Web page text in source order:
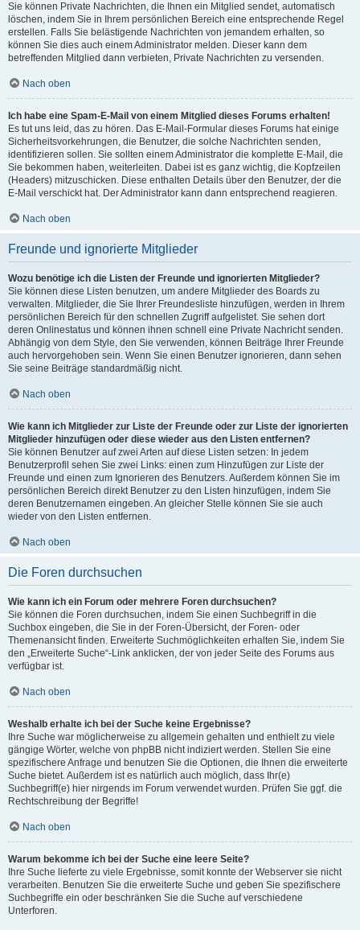
Sie können Private Nachrichten, die Ihnen ein Mitglied sendet, automatisch
löschen, indem Sie in Ihrem persönlichen Bereich eine entsprechende Regel
erstellen. Falls Sie belästigende Nachrichten von jemandem erhalten, so
können Sie dies auch einem Administrator melden. Dieser kann dem
betreffenden Mitglied dann verbieten, Private Nachrichten zu versenden.
Nach oben
Ich habe eine Spam-E-Mail von einem Mitglied dieses Forums erhalten!
Es tut uns leid, das zu hören. Das E-Mail-Formular dieses Forums hat einige
Sicherheitsvorkehrungen, die Benutzer, die solche Nachrichten senden,
identifizieren sollen. Sie sollten einem Administrator die komplette E-Mail, die
Sie bekommen haben, weiterleiten. Dabei ist es ganz wichtig, die Kopfzeilen
(Headers) mitzuschicken. Diese enthalten Details über den Benutzer, der die
E-Mail verschickt hat. Der Administrator kann dann entsprechend reagieren.
Nach oben
Freunde und ignorierte Mitglieder
Wozu benötige ich die Listen der Freunde und ignorierten Mitglieder?
Sie können diese Listen benutzen, um andere Mitglieder des Boards zu
verwalten. Mitglieder, die Sie Ihrer Freundesliste hinzufügen, werden in Ihrem
persönlichen Bereich für den schnellen Zugriff aufgelistet. Sie sehen dort
deren Onlinestatus und können ihnen schnell eine Private Nachricht senden.
Abhängig von dem Style, den Sie verwenden, können Beiträge Ihrer Freunde
auch hervorgehoben sein. Wenn Sie einen Benutzer ignorieren, dann sehen
Sie seine Beiträge standardmäßig nicht.
Nach oben
Wie kann ich Mitglieder zur Liste der Freunde oder zur Liste der ignorierten
Mitglieder hinzufügen oder diese wieder aus den Listen entfernen?
Sie können Benutzer auf zwei Arten auf diese Listen setzen: In jedem
Benutzerprofil sehen Sie zwei Links: einen zum Hinzufügen zur Liste der
Freunde und einen zum Ignorieren des Benutzers. Außerdem können Sie im
persönlichen Bereich direkt Benutzer zu den Listen hinzufügen, indem Sie
deren Benutzernamen eingeben. An gleicher Stelle können Sie sie auch
wieder von den Listen entfernen.
Nach oben
Die Foren durchsuchen
Wie kann ich ein Forum oder mehrere Foren durchsuchen?
Sie können die Foren durchsuchen, indem Sie einen Suchbegriff in die
Suchbox eingeben, die Sie in der Foren-Übersicht, der Foren- oder
Themenansicht finden. Erweiterte Suchmöglichkeiten erhalten Sie, indem Sie
den „Erweiterte Suche“-Link anklicken, der von jeder Seite des Forums aus
verfügbar ist.
Nach oben
Weshalb erhalte ich bei der Suche keine Ergebnisse?
Ihre Suche war möglicherweise zu allgemein gehalten und enthielt zu viele
gängige Wörter, welche von phpBB nicht indiziert werden. Stellen Sie eine
spezifischere Anfrage und benutzen Sie die Optionen, die Ihnen die erweiterte
Suche bietet. Außerdem ist es natürlich auch möglich, dass Ihr(e)
Suchbegriff(e) hier nirgends im Forum verwendet wurden. Prüfen Sie ggf. die
Rechtschreibung der Begriffe!
Nach oben
Warum bekomme ich bei der Suche eine leere Seite?
Ihre Suche lieferte zu viele Ergebnisse, somit konnte der Webserver sie nicht
verarbeiten. Benutzen Sie die erweiterte Suche und geben Sie spezifischere
Suchbegriffe ein oder beschränken Sie die Suche auf verschiedene
Unterforen.